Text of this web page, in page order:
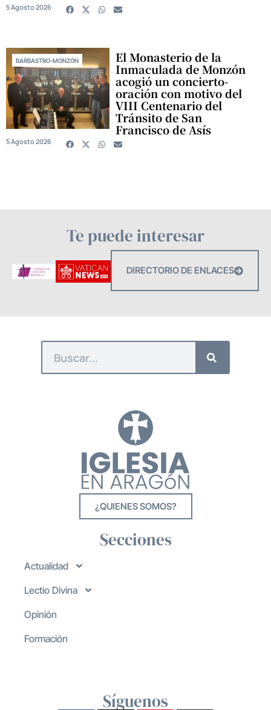
5 Agosto 2026
BARBASTRO-MONZÓN El Monasterio de la
Inmaculada de Monzón
acogió un concierto-
oración con motivo del
VIII Centenario del
Tránsito de San
Francisco de Asís
5 Agosto 2026
Te puede interesar
DIRECTORIO DE ENLACES
¿QUIENES SOMOS?
Secciones
Actualidad
Lectio Divina
Opinión
Formación
Síguenos